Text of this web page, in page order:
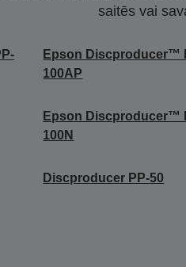
saitēs vai
Epson Discproducer™
100AP
Epson Discproducer™
100N
Discproducer PP-50